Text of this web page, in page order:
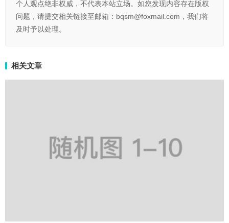
个人观点绝非权威，不代表本站立场。如您发现内容存在版权
问题，请提交相关链接至邮箱：bqsm@foxmail.com，我们将
及时予以处理。
相关文章